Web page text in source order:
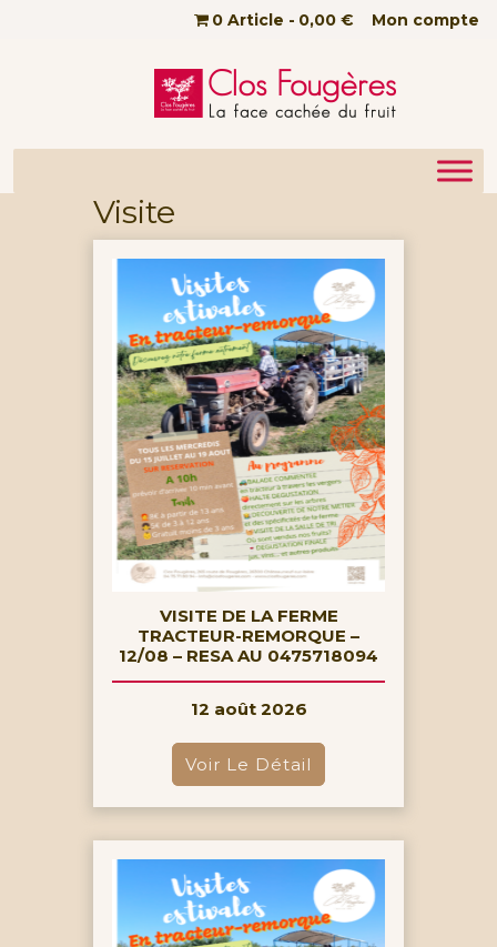
Passer au contenu principal Mon compte
0 Article 0,00 €
Visite
VISITE DE LA FERME
TRACTEUR-REMORQUE –
12/08 – RESA AU 0475718094
12 août 2026
Voir Le Détail